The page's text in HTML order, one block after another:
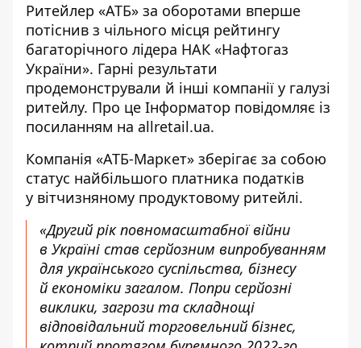
Ритейлер «АТБ» за оборотами вперше
потіснив з чільного місця рейтингу
багаторічного лідера НАК «Нафтогаз
України». Гарні результати
продемонстрували й інші компанії у галузі
ритейлу. Про це Інформатор повідомляє із
посиланням на allretail.ua.
Компанія «АТБ-Маркет» зберігає за собою
статус найбільшого платника податків
у вітчизняному продуктовому ритейлі.
«Другий рік повномасштабної війни
в Україні став серйозним випробуванням
для українського суспільства, бізнесу
й економіки загалом. Попри серйозні
виклики, загрози та складнощі
відповідальний торговельний бізнес,